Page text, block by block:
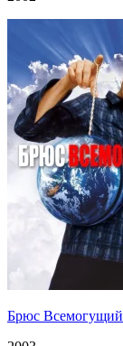
Брюс Всемогущий